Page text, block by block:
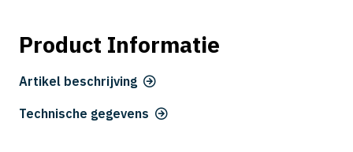
Product Informatie
Artikel beschrijving
Technische gegevens